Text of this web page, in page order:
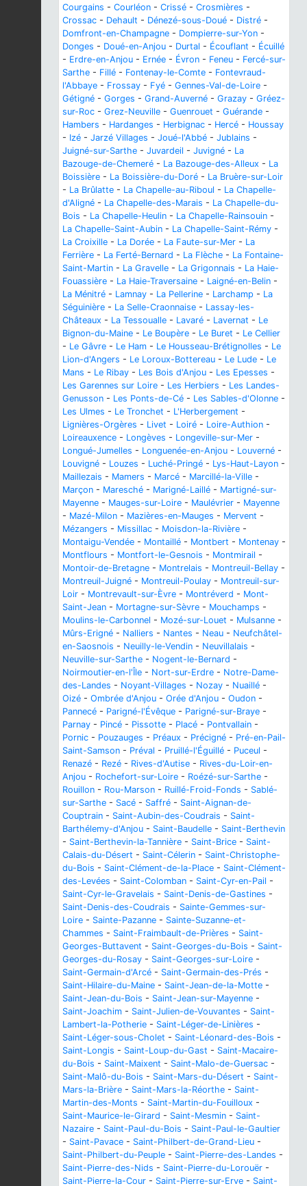
Courgains - Courléon - Crissé - Crosmières -
Crossac - Dehault - Dénezé-sous-Doué - Distré -
Domfront-en-Champagne - Dompierre-sur-Yon -
Donges - Doué-en-Anjou - Durtal - Écouflant - Écuillé
- Erdre-en-Anjou - Ernée - Évron - Feneu - Fercé-sur-
Sarthe - Fillé - Fontenay-le-Comte - Fontevraud-
l'Abbaye - Frossay - Fyé - Gennes-Val-de-Loire -
Gétigné - Gorges - Grand-Auverné - Grazay - Gréez-
sur-Roc - Grez-Neuville - Guenrouet - Guérande -
Hambers - Hardanges - Herbignac - Hercé - Houssay
- Izé - Jarzé Villages - Joué-l'Abbé - Jublains -
Juigné-sur-Sarthe - Juvardeil - Juvigné - La
Bazouge-de-Chemeré - La Bazouge-des-Alleux - La
Boissière - La Boissière-du-Doré - La Bruère-sur-Loir
- La Brûlatte - La Chapelle-au-Riboul - La Chapelle-
d'Aligné - La Chapelle-des-Marais - La Chapelle-du-
Bois - La Chapelle-Heulin - La Chapelle-Rainsouin -
La Chapelle-Saint-Aubin - La Chapelle-Saint-Rémy -
La Croixille - La Dorée - La Faute-sur-Mer - La
Ferrière - La Ferté-Bernard - La Flèche - La Fontaine-
Saint-Martin - La Gravelle - La Grigonnais - La Haie-
Fouassière - La Haie-Traversaine - Laigné-en-Belin -
La Ménitré - Lamnay - La Pellerine - Larchamp - La
Séguinière - La Selle-Craonnaise - Lassay-les-
Châteaux - La Tessoualle - Lavaré - Lavernat - Le
Bignon-du-Maine - Le Boupère - Le Buret - Le Cellier
- Le Gâvre - Le Ham - Le Housseau-Brétignolles - Le
Lion-d'Angers - Le Loroux-Bottereau - Le Lude - Le
Mans - Le Ribay - Les Bois d'Anjou - Les Epesses -
Les Garennes sur Loire - Les Herbiers - Les Landes-
Genusson - Les Ponts-de-Cé - Les Sables-d'Olonne -
Les Ulmes - Le Tronchet - L'Herbergement -
Lignières-Orgères - Livet - Loiré - Loire-Authion -
Loireauxence - Longèves - Longeville-sur-Mer -
Longué-Jumelles - Longuenée-en-Anjou - Louverné -
Louvigné - Louzes - Luché-Pringé - Lys-Haut-Layon -
Maillezais - Mamers - Marcé - Marcillé-la-Ville -
Marçon - Maresché - Marigné-Laillé - Martigné-sur-
Mayenne - Mauges-sur-Loire - Maulévrier - Mayenne
- Mazé-Milon - Mazières-en-Mauges - Mervent -
Mézangers - Missillac - Moisdon-la-Rivière -
Montaigu-Vendée - Montaillé - Montbert - Montenay -
Montflours - Montfort-le-Gesnois - Montmirail -
Montoir-de-Bretagne - Montrelais - Montreuil-Bellay -
Montreuil-Juigné - Montreuil-Poulay - Montreuil-sur-
Loir - Montrevault-sur-Èvre - Montréverd - Mont-
Saint-Jean - Mortagne-sur-Sèvre - Mouchamps -
Moulins-le-Carbonnel - Mozé-sur-Louet - Mulsanne -
Mûrs-Erigné - Nalliers - Nantes - Neau - Neufchâtel-
en-Saosnois - Neuilly-le-Vendin - Neuvillalais -
Neuville-sur-Sarthe - Nogent-le-Bernard -
Noirmoutier-en-l'Île - Nort-sur-Erdre - Notre-Dame-
des-Landes - Noyant-Villages - Nozay - Nuaillé -
Oizé - Ombrée d'Anjou - Orée d'Anjou - Oudon -
Pannecé - Parigné-l'Évêque - Parigné-sur-Braye -
Parnay - Pincé - Pissotte - Placé - Pontvallain -
Pornic - Pouzauges - Préaux - Précigné - Pré-en-Pail-
Saint-Samson - Préval - Pruillé-l'Éguillé - Puceul -
Renazé - Rezé - Rives-d'Autise - Rives-du-Loir-en-
Anjou - Rochefort-sur-Loire - Roézé-sur-Sarthe -
Rouillon - Rou-Marson - Ruillé-Froid-Fonds - Sablé-
sur-Sarthe - Sacé - Saffré - Saint-Aignan-de-
Couptrain - Saint-Aubin-des-Coudrais - Saint-
Barthélemy-d'Anjou - Saint-Baudelle - Saint-Berthevin
- Saint-Berthevin-la-Tannière - Saint-Brice - Saint-
Calais-du-Désert - Saint-Célerin - Saint-Christophe-
du-Bois - Saint-Clément-de-la-Place - Saint-Clément-
des-Levées - Saint-Colomban - Saint-Cyr-en-Pail -
Saint-Cyr-le-Gravelais - Saint-Denis-de-Gastines -
Saint-Denis-des-Coudrais - Sainte-Gemmes-sur-
Loire - Sainte-Pazanne - Sainte-Suzanne-et-
Chammes - Saint-Fraimbault-de-Prières - Saint-
Georges-Buttavent - Saint-Georges-du-Bois - Saint-
Georges-du-Rosay - Saint-Georges-sur-Loire -
Saint-Germain-d'Arcé - Saint-Germain-des-Prés -
Saint-Hilaire-du-Maine - Saint-Jean-de-la-Motte -
Saint-Jean-du-Bois - Saint-Jean-sur-Mayenne -
Saint-Joachim - Saint-Julien-de-Vouvantes - Saint-
Lambert-la-Potherie - Saint-Léger-de-Linières -
Saint-Léger-sous-Cholet - Saint-Léonard-des-Bois -
Saint-Longis - Saint-Loup-du-Gast - Saint-Macaire-
du-Bois - Saint-Maixent - Saint-Malo-de-Guersac -
Saint-Malô-du-Bois - Saint-Mars-du-Désert - Saint-
Mars-la-Brière - Saint-Mars-la-Réorthe - Saint-
Martin-des-Monts - Saint-Martin-du-Fouilloux -
Saint-Maurice-le-Girard - Saint-Mesmin - Saint-
Nazaire - Saint-Paul-du-Bois - Saint-Paul-le-Gaultier
- Saint-Pavace - Saint-Philbert-de-Grand-Lieu -
Saint-Philbert-du-Peuple - Saint-Pierre-des-Landes -
Saint-Pierre-des-Nids - Saint-Pierre-du-Lorouër -
Saint-Pierre-la-Cour - Saint-Pierre-sur-Erve - Saint-